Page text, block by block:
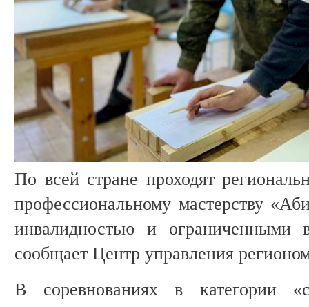
По всей стране проходят
профессиональному мастерству
инвалидностью и ограниченными
сообщает Центр управления
В соревнованиях в категории